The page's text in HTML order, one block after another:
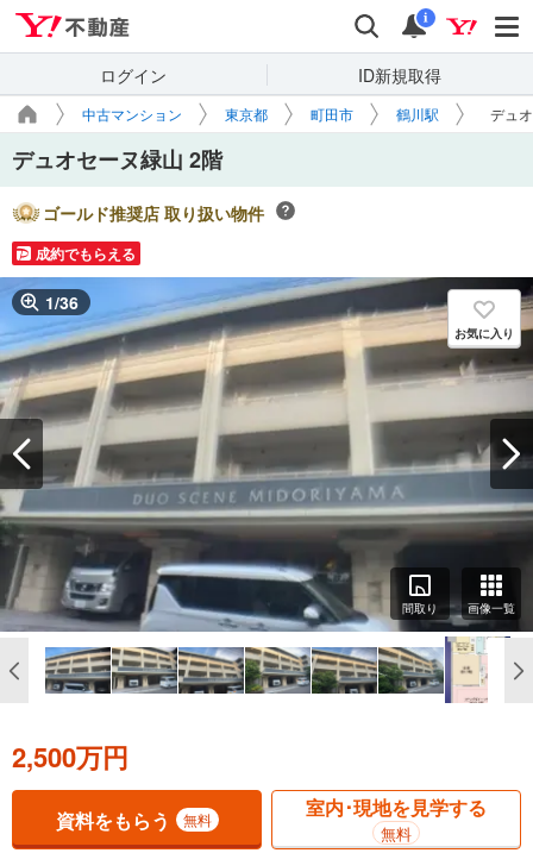
検索 通知
i
ログイン ID新規取得
中古マンション 東京都 町田市 鶴川駅 デュ
デュオセーヌ緑山 2階
ゴールド推奨店 取り扱い物件
成約でもらえる
1/36
お気に入り
間取り 画像一覧
2,500万円
資料をもらう 無料 室内･現地を見学する
無料